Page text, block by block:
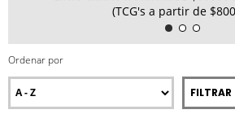
(TCG's a partir de
Ordenar por
FILTRAR